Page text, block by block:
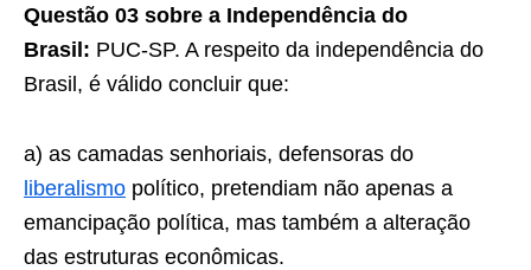
Questão 03 sobre a Independência do
Brasil: PUC-SP. A respeito da independência do
Brasil, é válido con­cluir que:
a) as camadas senhoriais, defensoras do
liberalismo político, pretendiam não apenas a
emancipação política, mas também a alteração
das estruturas econômicas.